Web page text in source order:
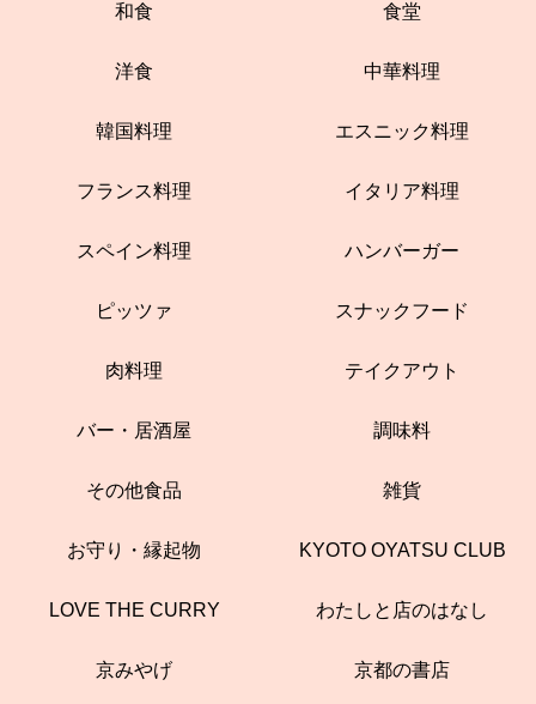
和食 食堂
洋食 中華料理
韓国料理 エスニック料理
フランス料理 イタリア料理
スペイン料理 ハンバーガー
ピッツァ スナックフード
肉料理 テイクアウト
バー・居酒屋 調味料
その他食品 雑貨
お守り・縁起物 KYOTO OYATSU CLUB
LOVE THE CURRY わたしと店のはなし
京みやげ 京都の書店